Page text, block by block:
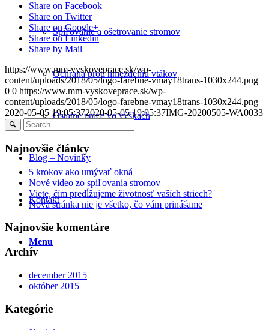
Spiľovanie a ošetrovanie stromov
Ochrana proti hniezdeniu vtákov
Ostatné práce vo výškach
Blog – Novinky
Kontakt
Menu
Share on Facebook
Share on Twitter
Share on Google+
Share on Linkedin
Share by Mail
https://www.mm-vyskoveprace.sk/wp-
content/uploads/2018/05/logo-farebne-vmay18trans-1030x244.png
0 0 https://www.mm-vyskoveprace.sk/wp-
content/uploads/2018/05/logo-farebne-vmay18trans-1030x244.png
2020-05-05 19:05:372020-05-05 19:05:37IMG-20200505-WA0033
Najnovšie články
5 krokov ako umývať okná
Nové video zo spiľovania stromov
Viete, čím predĺžujeme životnosť vaších striech?
Nová stránka nie je všetko, čo vám prinášame
Najnovšie komentáre
Archív
december 2015
október 2015
Kategórie